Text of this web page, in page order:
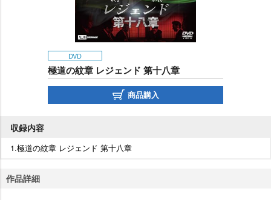
DVD
極道の紋章 レジェンド 第十八章
商品購入
収録内容
1.極道の紋章 レジェンド 第十八章
作品詳細